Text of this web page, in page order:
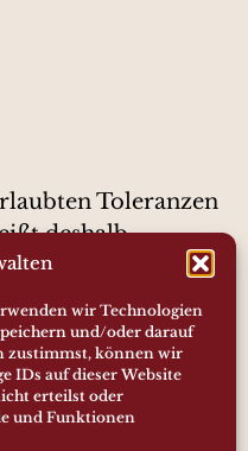
wir Technologien
und/oder darauf
zustimmst, können wir
IDs auf dieser Website
erteilst oder
und Funktionen
Toleranzen
deshalb
größer werden.
an